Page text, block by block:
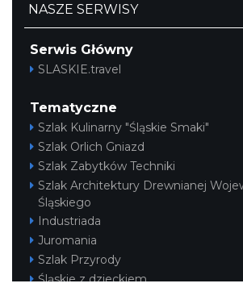
NASZE SERWISY
Serwis Główny
SLASKIE.travel
Tematyczne
Szlak Kulinarny "Śląskie Smaki"
Szlak Orlich Gniazd
Szlak Zabytków Techniki
Szlak Architektury Drewnianej
Śląskiego
Industriada
Juromania
Szlak Przyrody
Śląskie z dzieckiem